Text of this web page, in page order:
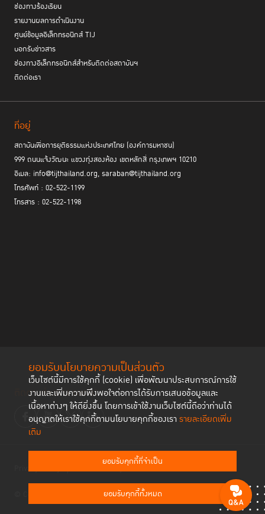
ยอมรับนโยบายความเป็นส่วนตัว
เว็บไซต์นี้มีการใช้คุกกี้ (cookie) เพื่อพัฒนาประสบการณ์การใช้
งานและเพิ่มความพึงพอใจต่อการได้รับการเสนอข้อมูลและ
เนื้อหาต่างๆ ให้ดียิ่งขึ้น โดยการเข้าใช้งานเว็บไซต์นี้ถือว่าท่านได้
อนุญาตให้เราใช้คุกกี้ตามนโยบายคุกกี้ของเรา รายละเอียดเพิ่ม
เติม
ยอมรับคุกกี้ที่จำเป็น
ยอมรับคุกกี้ทั้งหมด
ช่องทางร้องเรียน
รายงานผลการดำเนินงาน
ศูนย์ข้อมูลอิเล็กทรอนิกส์ TIJ
บอกรับข่าวสาร
ช่องทางอิเล็กทรอนิกส์สำหรับติดต่อสถาบันฯ
ติดต่อเรา
ที่อยู่
สถาบันเพื่อการยุติธรรมแห่งประเทศไทย (องค์การมหาชน)
999 ถนนแจ้งวัฒนะ แขวงทุ่งสองห้อง เขตหลักสี่ กรุงเทพฯ 10210
อีเมล: info@tijthailand.org, saraban@tijthailand.org
โทรศัพท์ : 02-522-1199
โทรสาร : 02-522-1198
ติดตามช่องทาง social
© Copyright 2023 Thailand Institute of Justice All Rights Reserved
Privacy Policy Cookies Policy